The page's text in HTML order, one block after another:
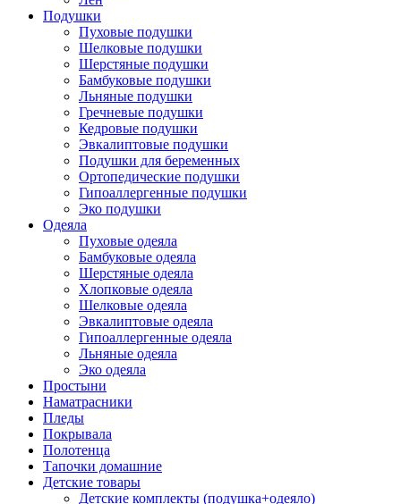
Подушки
Пуховые подушки
Шелковые подушки
Шерстяные подушки
Бамбуковые подушки
Льняные подушки
Гречневые подушки
Кедровые подушки
Эвкалиптовые подушки
Подушки для беременных
Ортопедические подушки
Гипоаллергенные подушки
Эко подушки
Одеяла
Пуховые одеяла
Бамбуковые одеяла
Шерстяные одеяла
Хлопковые одеяла
Шелковые одеяла
Эвкалиптовые одеяла
Гипоаллергенные одеяла
Льняные одеяла
Эко одеяла
Простыни
Наматрасники
Пледы
Покрывала
Полотенца
Тапочки домашние
Детские товары
Детские комплекты (подушка+одеяло)